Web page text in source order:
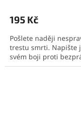
195 Kč
Pošlete naději
trestu smrti. Napište
svém boji proti